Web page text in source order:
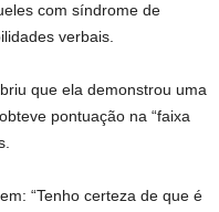
com síndrome de
verbais.
que ela demonstrou uma
pontuação na “faixa
“Tenho certeza de que é